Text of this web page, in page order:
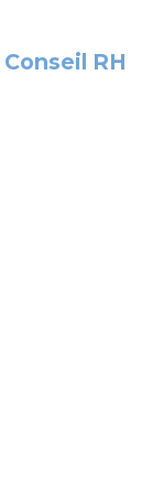
Conseil RH